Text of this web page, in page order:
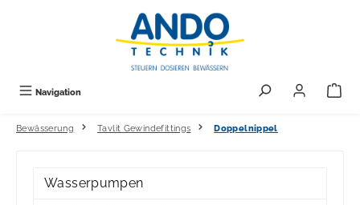
Navigation
Bewässerung Tavlit Gewindefittings Doppelnippel
Wasserpumpen